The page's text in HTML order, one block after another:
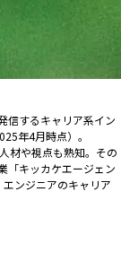
信するキャリア系イン
年4月時点）。
材や視点も熟知。その
「キッカケエージェン
ンジニアのキャリア